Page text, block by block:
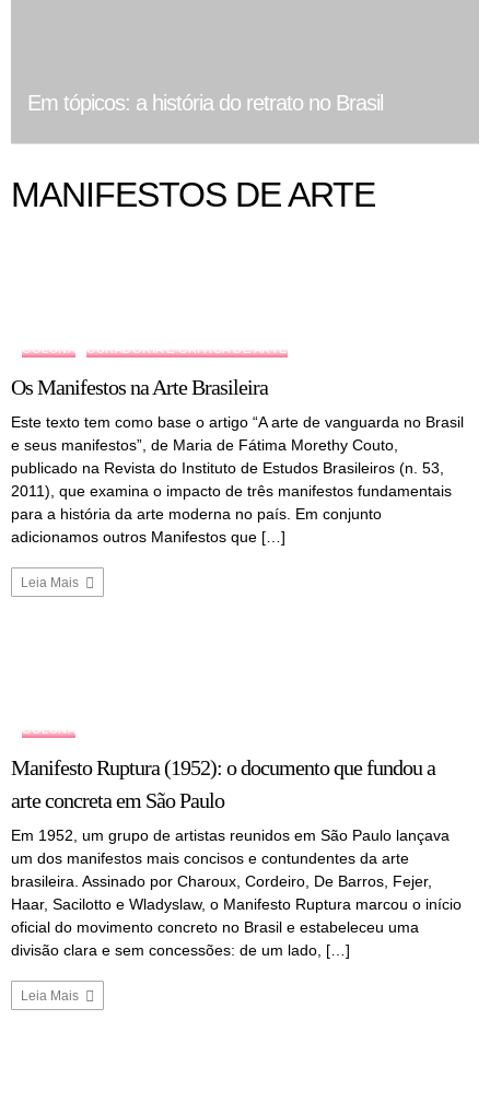
Em tópicos: a história do retrato no Brasil
MANIFESTOS DE ARTE
COLUNA CURADORIA E CRÍTICA DE ARTE
Os Manifestos na Arte Brasileira
Este texto tem como base o artigo “A arte de vanguarda no Brasil
e seus manifestos”, de Maria de Fátima Morethy Couto,
publicado na Revista do Instituto de Estudos Brasileiros (n. 53,
2011), que examina o impacto de três manifestos fundamentais
para a história da arte moderna no país. Em conjunto
adicionamos outros Manifestos que […]
Leia Mais
COLUNA
Manifesto Ruptura (1952): o documento que fundou a
arte concreta em São Paulo
Em 1952, um grupo de artistas reunidos em São Paulo lançava
um dos manifestos mais concisos e contundentes da arte
brasileira. Assinado por Charoux, Cordeiro, De Barros, Fejer,
Haar, Sacilotto e Wladyslaw, o Manifesto Ruptura marcou o início
oficial do movimento concreto no Brasil e estabeleceu uma
divisão clara e sem concessões: de um lado, […]
Leia Mais